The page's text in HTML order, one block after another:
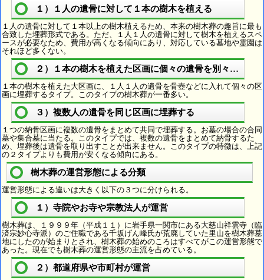
１）１人の遺骨に対して１本の樹木を植える
１人の遺骨に対して１本以上の樹木植えるため、本来の樹木葬の趣旨に最も
合致した埋葬形式である。ただ、１人１人の遺骨に対して樹木を植えるスペ
ースが必要なため、費用が高くなる傾向にあり、対応している墓地や霊園は
それほど多くない。
２）１本の樹木を植えた区画に個々の遺骨を別々に埋葬
１本の樹木を植えた大区画に、１人１人の遺骨を骨壺などに入れて個々の区
画に埋葬するタイプ。このタイプの樹木葬が一番多い。
３）複数人の遺骨を同じ区画に埋葬する
１つの納骨区画に複数の遺骨をまとめて共同で埋葬する。お墓の場合の合同
墓や集合墓に当たる。このタイプでは、複数の遺骨をまとめて納骨するた
め、埋葬後は遺骨を取り出すことが出来ません。このタイプの特徴は、上記
の２タイプよりも費用が安くなる傾向にある。
樹木葬の運営形態による分類
運営形態による違いは大きく以下の３つに分けられる。
１）寺院やお寺や宗教法人が運営
樹木葬は、１９９９年（平成１１）に岩手県一関市にある大慈山祥雲寺（臨
済宗妙心寺派）のご住職である千坂げん峰氏が荒廃していた里山を樹木葬墓
地にしたのが始まりとされ、樹木葬の始めのころはすべてがこの運営形態で
あった。現在でも樹木葬の運営形態の主流を占めている。
２）都道府県や市町村が運営